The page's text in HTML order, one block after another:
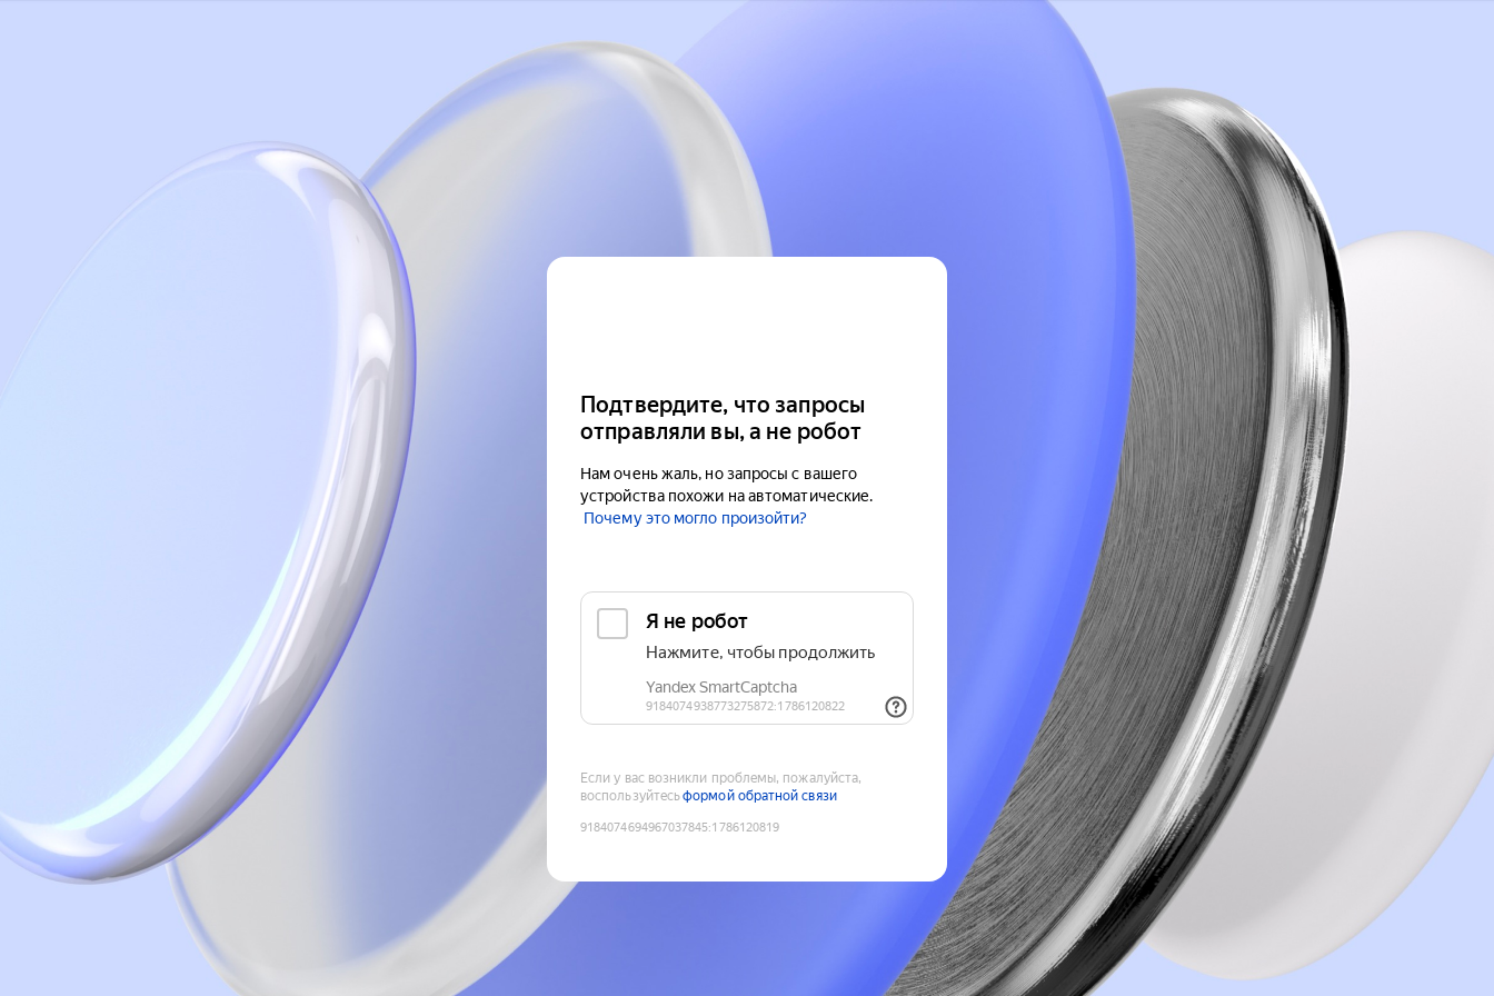
Подтвердите, что запросы
отправляли вы, а не робот
Нам очень жаль, но запросы с вашего
устройства похожи на автоматические.
Почему это могло произойти?
Если у вас возникли проблемы, пожалуйста,
воспользуйтесьформой обратной связи
9184074694967037845:1786120819